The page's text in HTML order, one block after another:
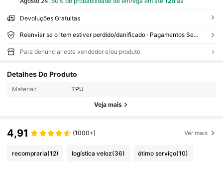
Devoluções Gratuitas
Reenviar se o item estiver perdido/danificado · Pagamentos Seguros · Proteção de privacidade
Para denunciar este vendedor e/ou produto
Detalhes Do Produto
Material: TPU
Veja mais
4,91 (1000+) Ver mais
recompraria(12) logística veloz(36) ótimo serviço(10)